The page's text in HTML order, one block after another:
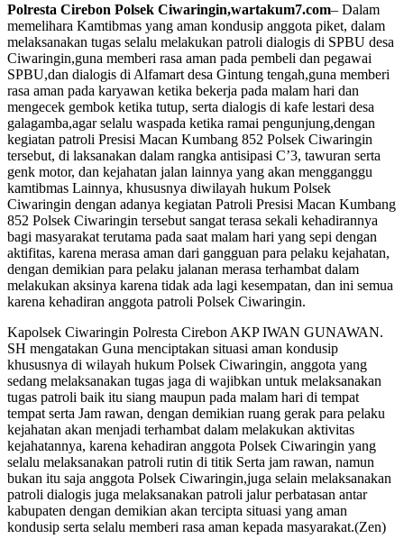
Polresta Cirebon Polsek Ciwaringin,wartakum7.com– Dalam
memelihara Kamtibmas yang aman kondusip anggota piket, dalam
melaksanakan tugas selalu melakukan patroli dialogis di SPBU desa
Ciwaringin,guna memberi rasa aman pada pembeli dan pegawai
SPBU,dan dialogis di Alfamart desa Gintung tengah,guna memberi
rasa aman pada karyawan ketika bekerja pada malam hari dan
mengecek gembok ketika tutup, serta dialogis di kafe lestari desa
galagamba,agar selalu waspada ketika ramai pengunjung,dengan
kegiatan patroli Presisi Macan Kumbang 852 Polsek Ciwaringin
tersebut, di laksanakan dalam rangka antisipasi C’3, tawuran serta
genk motor, dan kejahatan jalan lainnya yang akan mengganggu
kamtibmas Lainnya, khususnya diwilayah hukum Polsek
Ciwaringin dengan adanya kegiatan Patroli Presisi Macan Kumbang
852 Polsek Ciwaringin tersebut sangat terasa sekali kehadirannya
bagi masyarakat terutama pada saat malam hari yang sepi dengan
aktifitas, karena merasa aman dari gangguan para pelaku kejahatan,
dengan demikian para pelaku jalanan merasa terhambat dalam
melakukan aksinya karena tidak ada lagi kesempatan, dan ini semua
karena kehadiran anggota patroli Polsek Ciwaringin.
Kapolsek Ciwaringin Polresta Cirebon AKP IWAN GUNAWAN.
SH mengatakan Guna menciptakan situasi aman kondusip
khususnya di wilayah hukum Polsek Ciwaringin, anggota yang
sedang melaksanakan tugas jaga di wajibkan untuk melaksanakan
tugas patroli baik itu siang maupun pada malam hari di tempat
tempat serta Jam rawan, dengan demikian ruang gerak para pelaku
kejahatan akan menjadi terhambat dalam melakukan aktivitas
kejahatannya, karena kehadiran anggota Polsek Ciwaringin yang
selalu melaksanakan patroli rutin di titik Serta jam rawan, namun
bukan itu saja anggota Polsek Ciwaringin,juga selain melaksanakan
patroli dialogis juga melaksanakan patroli jalur perbatasan antar
kabupaten dengan demikian akan tercipta situasi yang aman
kondusip serta selalu memberi rasa aman kepada masyarakat.(Zen)